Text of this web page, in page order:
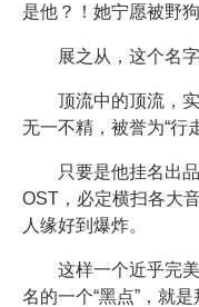
是他？！她宁愿被野
展之从，这个名
顶流中的顶流，
无一不精，被誉为“行
只要是他挂名出
OST，必定横扫各大
人缘好到爆炸。
这样一个近乎完
名的一个“黑点”，就是